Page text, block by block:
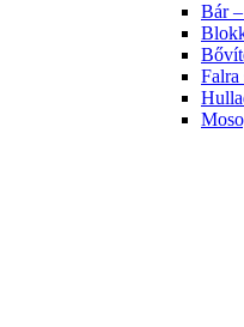
Bár
Falra